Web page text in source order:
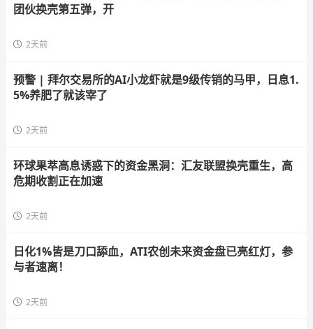
团伙换壳第五弹，开
2天前
预警 | 拜尔交易所的AI小龙虾就是9级传销的马甲，日息1.
5%养肥了就该宰了
2天前
环球果萃高息诱惑下的资金黑洞：汇友联盟换壳重生，高
危期收割正在加速
2天前
日化1%皆是刀口舔血，ATI农创未来资金盘已亮红灯，参
与者速离！
2天前